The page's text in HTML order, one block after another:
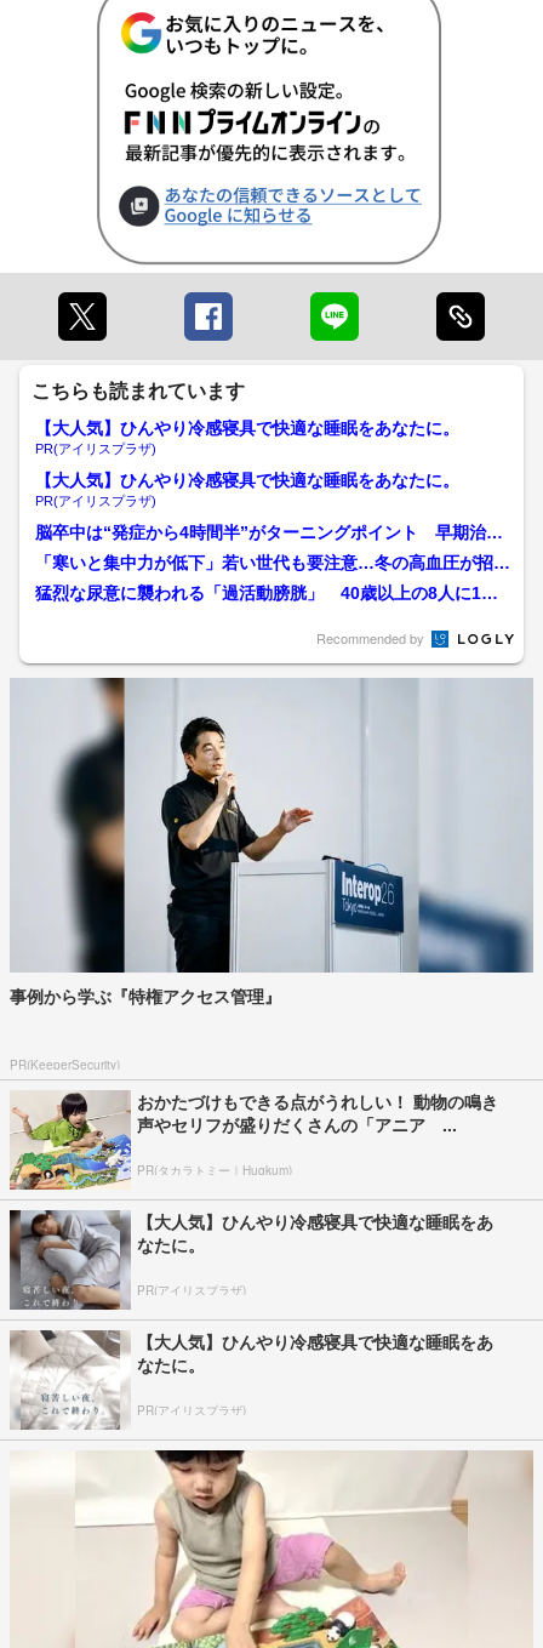
こちらも読まれています
【大人気】ひんやり冷感寝具で快適な睡眠をあなたに。
PR(アイリスプラザ)
【大人気】ひんやり冷感寝具で快適な睡眠をあなたに。
PR(アイリスプラザ)
脳卒中は“発症から4時間半”がターニングポイント 早期治療
につなげるための3つの...
「寒いと集中力が低下」若い世代も要注意…冬の高血圧が招く
将来の認知症リスク “脳...
猛烈な尿意に襲われる「過活動膀胱」 40歳以上の8人に1
Recommended by
事例から学ぶ『特権アクセス管理』
PR(KeeperSecurity)
おかたづけもできる点がうれしい！ 動物の鳴き
声やセリフが盛りだくさんの「アニア ...
PR(タカラトミー｜Hugkum)
【大人気】ひんやり冷感寝具で快適な睡眠をあ
なたに。
PR(アイリスプラザ)
【大人気】ひんやり冷感寝具で快適な睡眠をあ
なたに。
PR(アイリスプラザ)